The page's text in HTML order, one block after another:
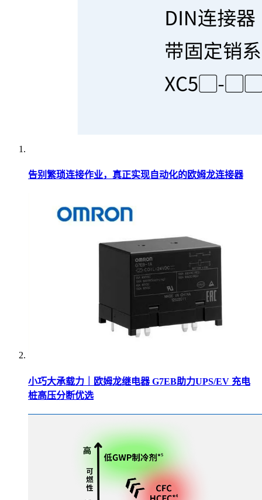
告别繁琐连接作业，真正实现自动化的欧姆龙连接器
小巧大承载力｜欧姆龙继电器 G7EB助力UPS/EV 充电
桩高压分断优选